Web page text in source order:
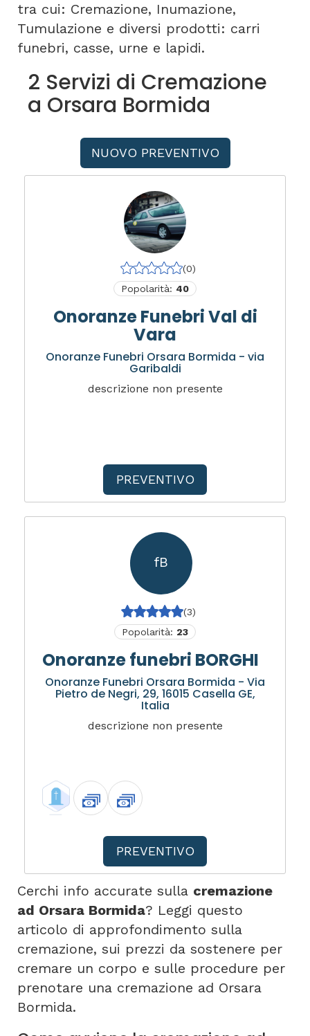
tra cui: Cremazione, Inumazione,
Tumulazione e diversi prodotti: carri
funebri, casse, urne e lapidi.
2 Servizi di Cremazione
a Orsara Bormida
NUOVO PREVENTIVO
(0)
Popolarità: 40
Onoranze Funebri Val di
Vara
Onoranze Funebri Orsara Bormida - via
Garibaldi
descrizione non presente
PREVENTIVO
fB
(3)
Popolarità: 23
Onoranze funebri BORGHI
Onoranze Funebri Orsara Bormida - Via
Pietro de Negri, 29, 16015 Casella GE,
Italia
descrizione non presente
PREVENTIVO
Cerchi info accurate sulla cremazione
ad Orsara Bormida? Leggi questo
articolo di approfondimento sulla
cremazione, sui prezzi da sostenere per
cremare un corpo e sulle procedure per
prenotare una cremazione ad Orsara
Bormida.